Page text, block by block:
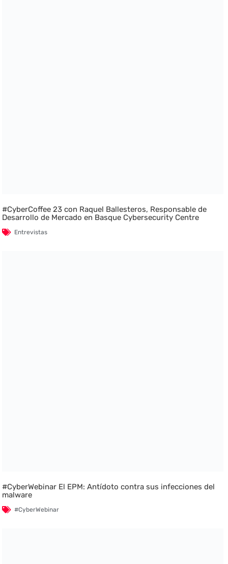
#CyberCoffee 23 con Raquel Ballesteros, Responsable de
Desarrollo de Mercado en Basque Cybersecurity Centre
Entrevistas
#CyberWebinar El EPM: Antídoto contra sus infecciones del
malware
#CyberWebinar